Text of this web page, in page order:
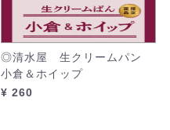
◎清水屋 生クリームパン
小倉＆ホイップ
¥ 260